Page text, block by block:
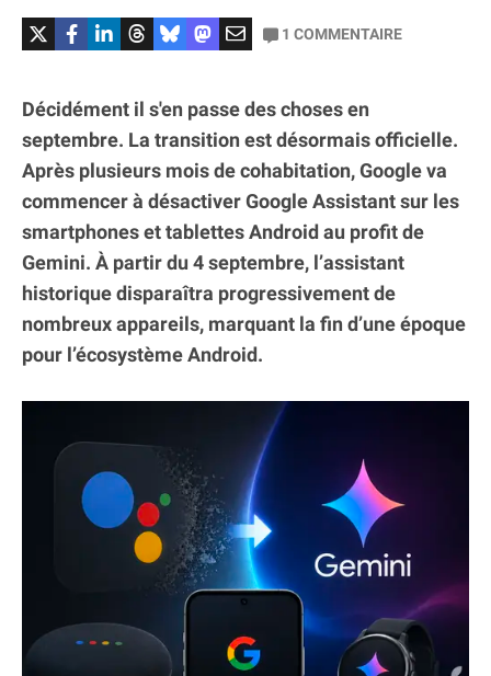
1 COMMENTAIRE
Décidément il s'en passe des choses en
septembre. La transition est désormais officielle.
Après plusieurs mois de cohabitation, Google va
commencer à désactiver Google Assistant sur les
smartphones et tablettes Android au profit de
Gemini. À partir du 4 septembre, l’assistant
historique disparaîtra progressivement de
nombreux appareils, marquant la fin d’une époque
pour l’écosystème Android.